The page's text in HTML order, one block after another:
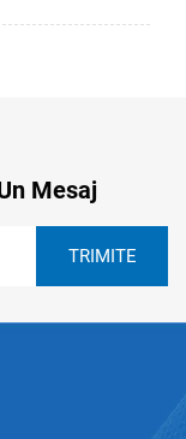
Mesaj